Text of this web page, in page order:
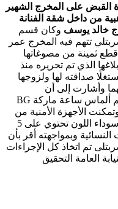
القبض على المخرج الشهير
من داخل شقة الفنانة
خالد يوسف وكان قسم
تتهم فيه المخرج عمر
60 عامًا بسرقة قطع ثمينة من مصوغاتها
الذي تم تحريره منذ
صداقته لها ولزوجها
وأشارت إلى أن
المسروقات تضمنت أسورة ألماس خاتم ألماس ساعة ماركة BG
الأجهزة الأمنية من
القبض على المتهم وبحوزته حقيبة جلد سوداء اللون تحتوي على 5
وبمواجهته أقر بأن
تم اتخاذ كل الإجراءات
العامة التحقيق